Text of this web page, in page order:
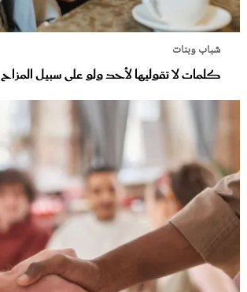
شباب وبنات
كلمات لا تقوليها لأحد ولو على سبيل المزاح